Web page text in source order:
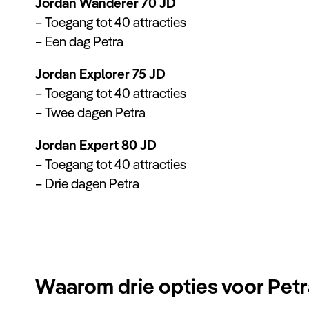
– Toegang tot 40 attracties
– Een dag Petra
Jordan Explorer 75 JD
– Toegang tot 40 attracties
– Twee dagen Petra
Jordan Expert 80 JD
– Toegang tot 40 attracties
– Drie dagen Petra
Waarom drie opties voor